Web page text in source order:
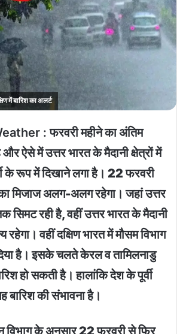
में बारिश का अलर्ट
:फरवरी महीने का अंतिम
ऐसे में उत्तर भारत के मैदानी क्षेत्रों में
के रूप में दिखाने लगा है। 22 फरवरी
मिजाज अलग-अलग रहेगा। जहां उत्तर
सिमट रही है, वहीं उत्तर भारत के मैदानी
रहेगा। वहीं दक्षिण भारत में मौसम विभाग
है। इसके चलते केरल व तामिलनाडु
हो सकती है। हालांकि देश के पूर्वी
बारिश की संभावना है।
विभाग के अनुसार 22 फरवरी से फिर